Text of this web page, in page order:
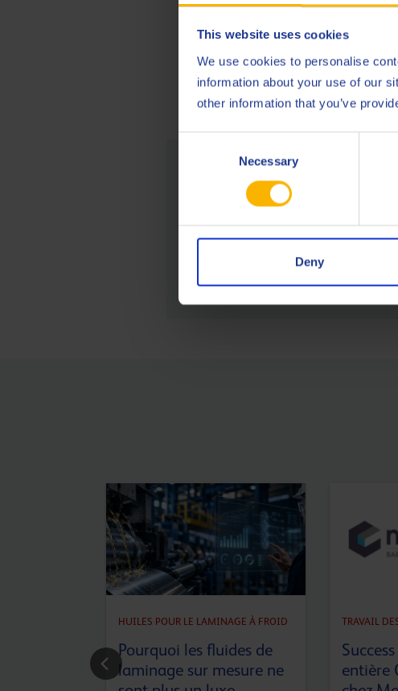
This website uses cookies
We use cookies to personalise
information about your use of our
other information that you’ve
Necessary
Deny
De notre
lubrifiants pour le
HUILES POUR LE LAMINAGE À FROID
Pourquoi les fluides de
laminage sur mesure ne
TRAVAIL
entière